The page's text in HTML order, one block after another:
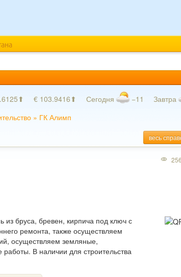
€ 103.9416⬆ Сегодня −11 Завтра
» ГК Алимп
весь
из бруса, бревен, кирпича под ключ с
ремонта, также осуществляем
осуществляем земляные,
В наличии для строительства
256